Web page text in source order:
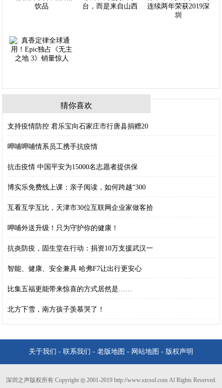
猜你喜欢
支持疫情防控 君乐宝向石家庄市行唐县捐赠20
呷哺呷哺情系员工携手抗疫情
抗击疫情 中国平安为15000名志愿者提供保
博实乐免费线上课：亲子阅读，如何跨越“300
互看互学互比，天津市30位互联网企业家做客拾
呷哺外送升级！只为守护你的健康！
抗炎防疫，固生堂在行动：捐资10万支援武汉一
智能、健康、安全兼具 哈弗F7让出行更安心
​比集五福更能带来惊喜的方式居然是……
北方下雪，南方孩子羡慕哭了！
关于我们 - 联系我们 - 老版地图 - 网站地图 - 版权声明
深圳之声版权所有 Copyright ◎ 2001-2019 http://www.szcsol.com Al Rights Reserved.